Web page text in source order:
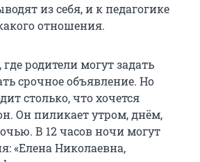
из себя, и к педагогике
отношения.
где родители могут задать
срочное объявление. Но
столько, что хочется
Он пиликает утром, днём,
В 12 часов ночи могут
«Елена Николаевна,